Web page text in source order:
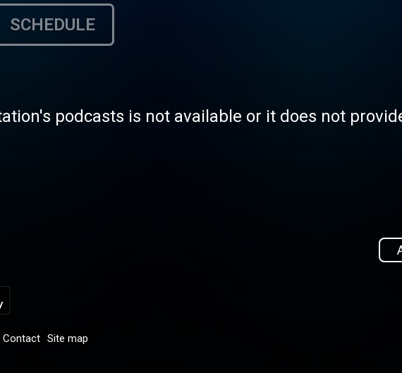
SCHEDULE
podcasts is not available or it does not
Contact Site map